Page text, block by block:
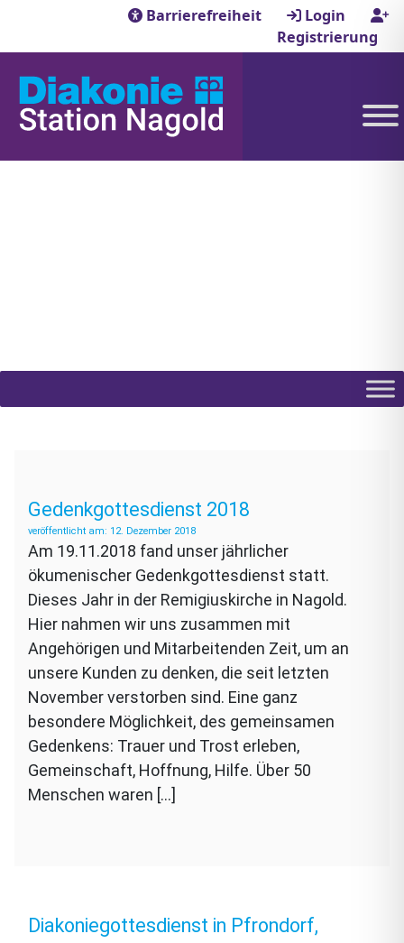
Barrierefreiheit
Login
Registrierung
Gedenkgottesdienst 2018
12. Dezember 2018
Am 19.11.2018 fand unser jährlicher
ökumenischer Gedenkgottesdienst statt.
Dieses Jahr in der Remigiuskirche in Nagold.
Hier nahmen wir uns zusammen mit
Angehörigen und Mitarbeitenden Zeit, um an
unsere Kunden zu denken, die seit letzten
November verstorben sind. Eine ganz
besondere Möglichkeit, des gemeinsamen
Gedenkens: Trauer und Trost erleben,
Gemeinschaft, Hoffnung, Hilfe. Über 50
Menschen waren […]
Diakoniegottesdienst in Pfrondorf,